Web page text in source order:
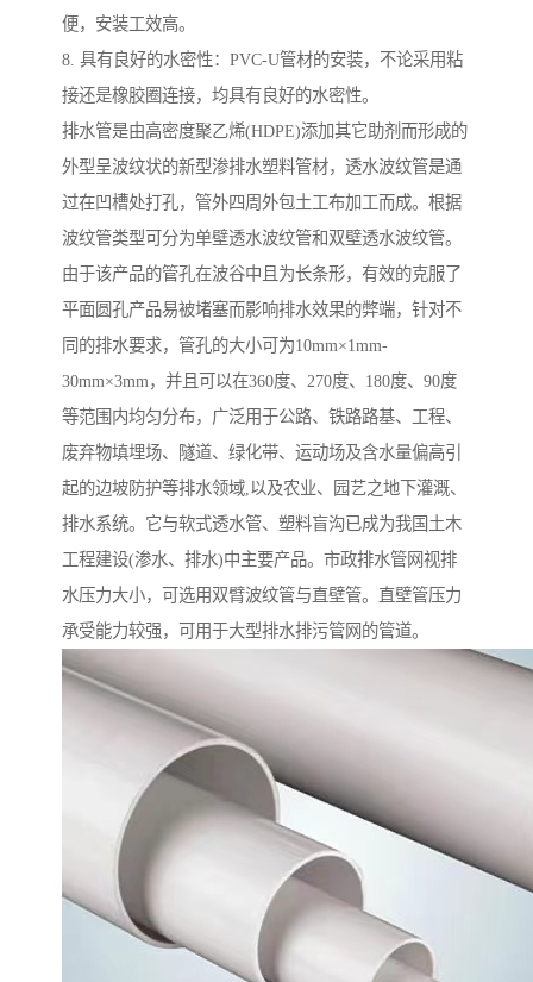
便，安装工效高。
8. 具有良好的水密性：PVC-U管材的安装，不论采用粘
接还是橡胶圈连接，均具有良好的水密性。
排水管是由高密度聚乙烯(HDPE)添加其它助剂而形成的
外型呈波纹状的新型渗排水塑料管材，透水波纹管是通
过在凹槽处打孔，管外四周外包土工布加工而成。根据
波纹管类型可分为单壁透水波纹管和双壁透水波纹管。
由于该产品的管孔在波谷中且为长条形，有效的克服了
平面圆孔产品易被堵塞而影响排水效果的弊端，针对不
同的排水要求，管孔的大小可为10mm×1mm-
30mm×3mm，并且可以在360度、270度、180度、90度
等范围内均匀分布，广泛用于公路、铁路路基、工程、
废弃物填埋场、隧道、绿化带、运动场及含水量偏高引
起的边坡防护等排水领域,以及农业、园艺之地下灌溉、
排水系统。它与软式透水管、塑料盲沟已成为我国土木
工程建设(渗水、排水)中主要产品。市政排水管网视排
水压力大小，可选用双臂波纹管与直壁管。直壁管压力
承受能力较强，可用于大型排水排污管网的管道。